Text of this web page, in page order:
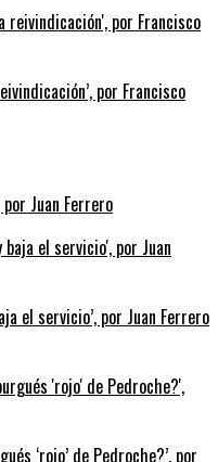
por Francisco
por Juan Ferrero
el servicio’, por Juan Ferrero
‘rojo’ de Pedroche?’, por